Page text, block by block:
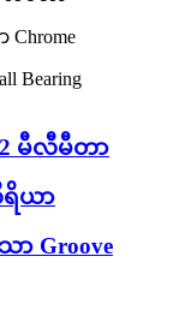
မီလီမီတာ
ရိယာ
Groove